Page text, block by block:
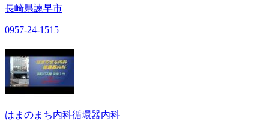
長崎県諫早市
0957-24-1515
はまのまち内科循環器内科